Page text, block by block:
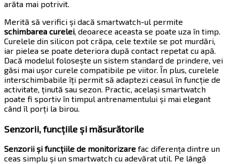
arăta mai potrivit.
Merită să verifici și dacă smartwatch-ul permite
schimbarea curelei , deoarece aceasta se poate uza în timp.
Curelele din silicon pot crăpa, cele textile se pot murdări,
iar pielea se poate deteriora după contact repetat cu apă.
Dacă modelul folosește un sistem standard de prindere, vei
găsi mai ușor curele compatibile pe viitor. În plus, curelele
interschimbabile îți permit să adaptezi ceasul în funcție de
activitate, ținută sau sezon. Practic, același smartwatch
poate fi sportiv în timpul antrenamentului și mai elegant
când îl porți la birou.
Senzorii, funcțiile și măsurătorile
Senzorii și funcțiile de monitorizare fac diferența dintre un
ceas simplu și un smartwatch cu adevărat util. Pe lângă